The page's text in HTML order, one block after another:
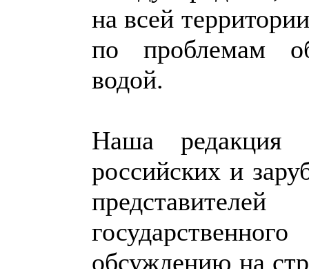
на всей
по проблемам
водой.
Наша редакция
российских и
обсуждению на